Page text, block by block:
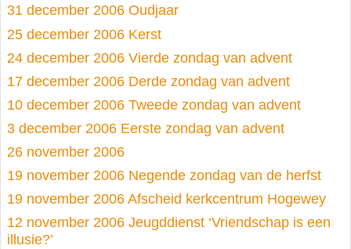
31 december 2006 Oudjaar
25 december 2006 Kerst
24 december 2006 Vierde zondag van advent
17 december 2006 Derde zondag van advent
10 december 2006 Tweede zondag van advent
3 december 2006 Eerste zondag van advent
26 november 2006
19 november 2006 Negende zondag van de herfst
19 november 2006 Afscheid kerkcentrum Hogewey
12 november 2006 Jeugddienst ‘Vriendschap is een
illusie?’